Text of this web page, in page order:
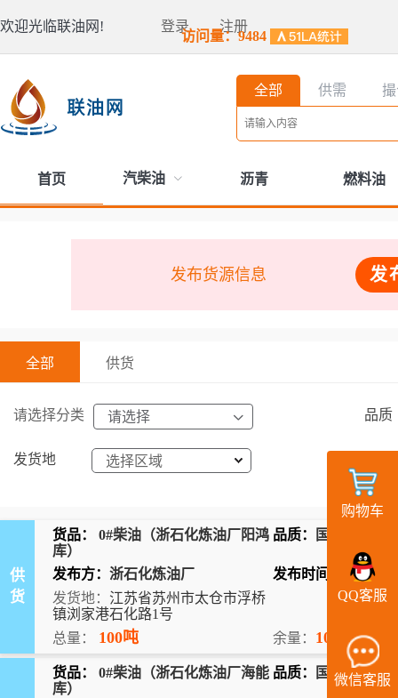
欢迎光临联油网! 登录 注册
全部 供需
首页 汽柴油 沥青 燃料油
访问量：9484
发布货源信息 发
全部 供货
请选择分类 品质
发货地 选择区域
供
货
货品：0#柴油（浙石化炼油厂阳鸿
库）
品质： 国六
发布方：浙石化炼油厂 发布时间：
2026-
发货地： 江苏省苏州市太仓市浮桥
镇浏家港石化路1号
总量： 100吨 余量： 100吨
货品：0#柴油（浙石化炼油厂海能
库）
品质： 国六
购物车
QQ客服
微信客服